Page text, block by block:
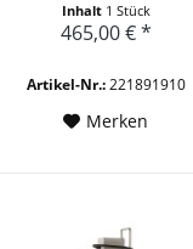
Inhalt 1 Stück
465,00 € *
Artikel-Nr.:221891910
Merken